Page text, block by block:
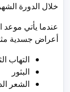
خلال الدورة
عندما يأتي موعد
أعراض جسدية
التهاب
البثور
الشعر